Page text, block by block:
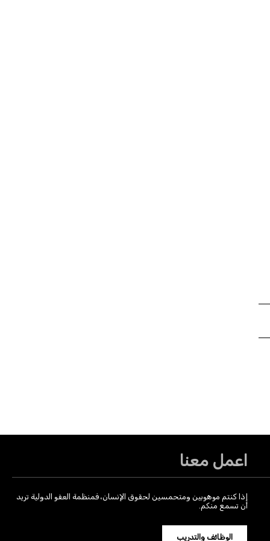
اعمل معنا
إذا كنتم موهوبين ومتحمسين لحقوق الإنسان، فمنظمة العفو الدولية تريد
أن تسمع منكم.
الوظائف والتدريب